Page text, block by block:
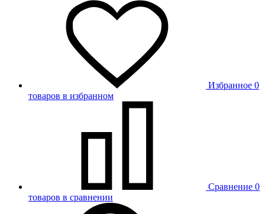
Избранное 0
товаров в избранном
Сравнение 0
товаров в сравнении